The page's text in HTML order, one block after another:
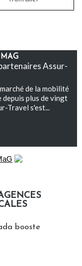
Assur-
de la mobilité
plus de vingt
Travel s'est...
booste